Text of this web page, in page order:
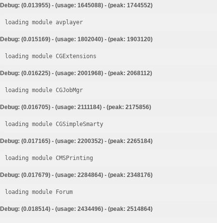
Debug: (0.013955) - (usage: 1645088) - (peak: 1744552)
loading module avplayer
Debug: (0.015169) - (usage: 1802040) - (peak: 1903120)
loading module CGExtensions
Debug: (0.016225) - (usage: 2001968) - (peak: 2068112)
loading module CGJobMgr
Debug: (0.016705) - (usage: 2111184) - (peak: 2175856)
loading module CGSimpleSmarty
Debug: (0.017165) - (usage: 2200352) - (peak: 2265184)
loading module CMSPrinting
Debug: (0.017679) - (usage: 2284864) - (peak: 2348176)
loading module Forum
Debug: (0.018514) - (usage: 2434496) - (peak: 2514864)